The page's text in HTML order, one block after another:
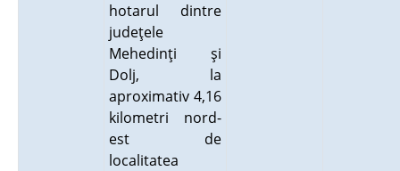
hotarul dintre
judeţele
Mehedinţi şi
Dolj, la
aproximativ 4,16
kilometri nord-
est de
localitatea